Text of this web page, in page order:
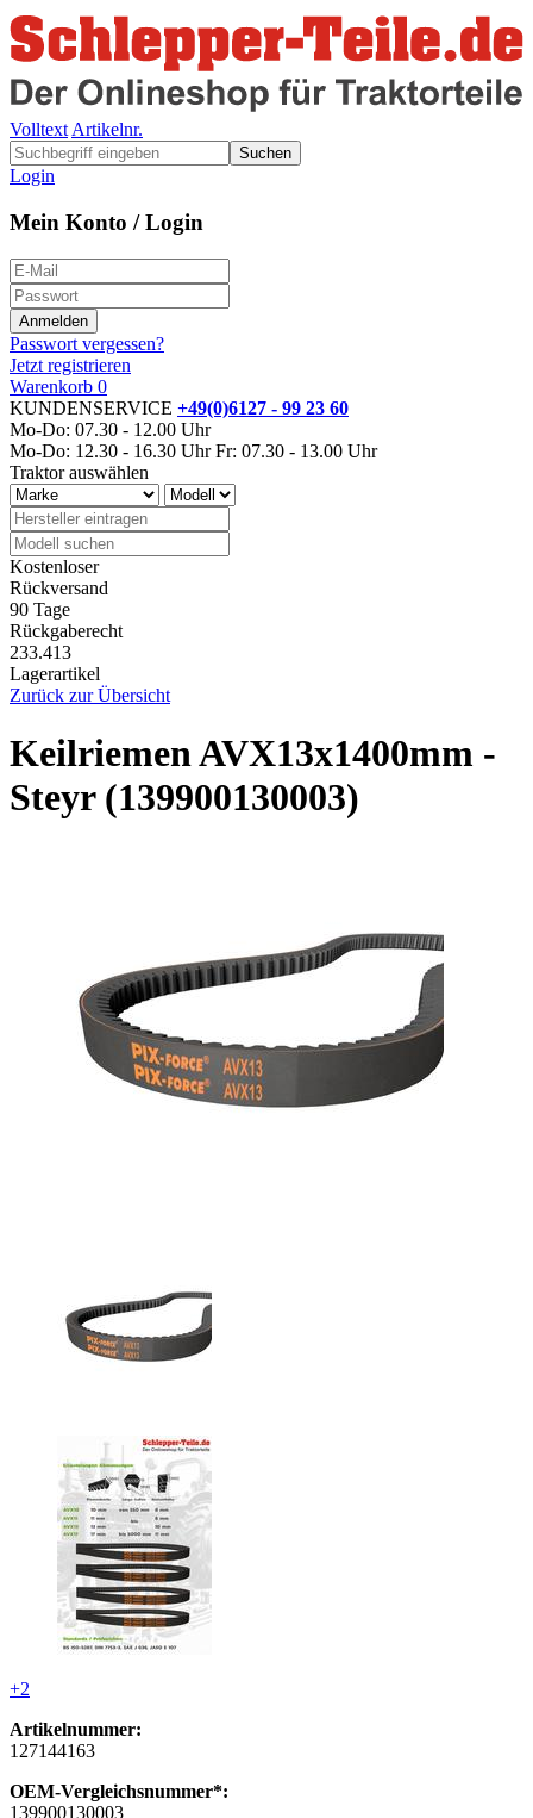
Volltext Artikelnr.
Suchen
Login
Mein Konto / Login
Passwort vergessen?
Jetzt registrieren
Warenkorb 0
KUNDENSERVICE +49(0)6127 - 99 23 60
Mo-Do: 07.30 - 12.00 Uhr
Mo-Do: 12.30 - 16.30 Uhr Fr: 07.30 - 13.00 Uhr
Traktor auswählen
Kostenloser
Rückversand
90 Tage
Rückgaberecht
233.413
Lagerartikel
Zurück zur Übersicht
Keilriemen AVX13x1400mm -
Steyr (139900130003)
+2
Artikelnummer:
127144163
OEM-Vergleichsnummer*:
139900130003